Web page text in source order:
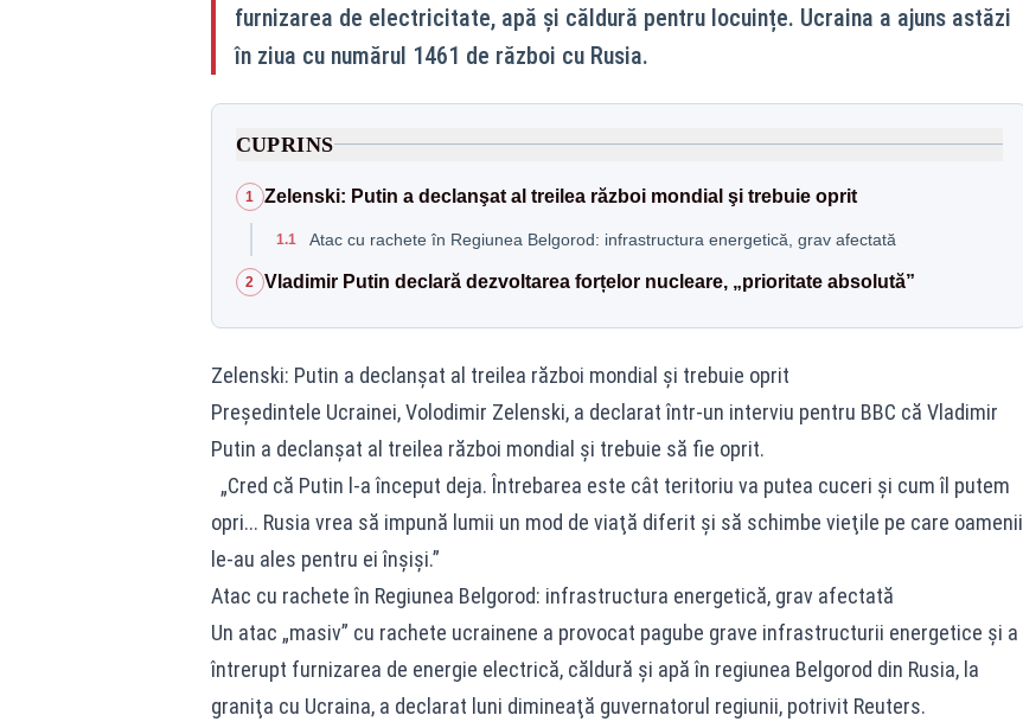
furnizarea de electricitate, apă și căldură pentru locuințe. Ucraina a ajuns astăzi
în ziua cu numărul 1461 de război cu Rusia.
CUPRINS
1 Zelenski: Putin a declanşat al treilea război mondial şi trebuie oprit
1.1 Atac cu rachete în Regiunea Belgorod: infrastructura energetică, grav afectată
2 Vladimir Putin declară dezvoltarea forțelor nucleare, „prioritate absolută”
Zelenski: Putin a declanşat al treilea război mondial şi trebuie oprit
Preşedintele Ucrainei, Volodimir Zelenski, a declarat într-un interviu pentru BBC că Vladimir
Putin a declanşat al treilea război mondial şi trebuie să fie oprit.
„Cred că Putin l-a început deja. Întrebarea este cât teritoriu va putea cuceri şi cum îl putem
opri... Rusia vrea să impună lumii un mod de viaţă diferit şi să schimbe vieţile pe care oamenii
le-au ales pentru ei înşişi.”
Atac cu rachete în Regiunea Belgorod: infrastructura energetică, grav afectată
Un atac „masiv” cu rachete ucrainene a provocat pagube grave infrastructurii energetice şi a
întrerupt furnizarea de energie electrică, căldură şi apă în regiunea Belgorod din Rusia, la
graniţa cu Ucraina, a declarat luni dimineaţă guvernatorul regiunii, potrivit Reuters.